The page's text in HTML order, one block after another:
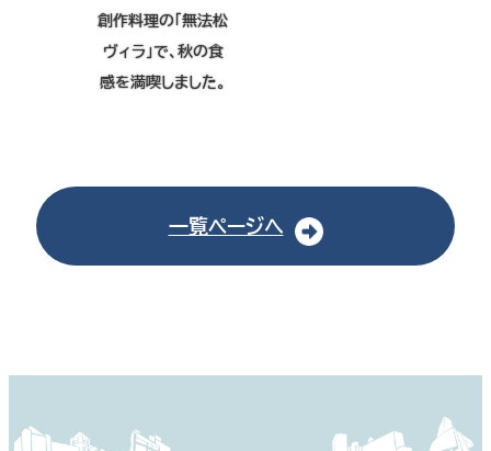
創作料理の「無法松
ヴィラ」で、秋の食
感を満喫しました。
一覧ページへ